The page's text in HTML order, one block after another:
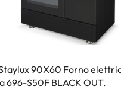
90X60 Forno
696-S50F BLACK OUT.